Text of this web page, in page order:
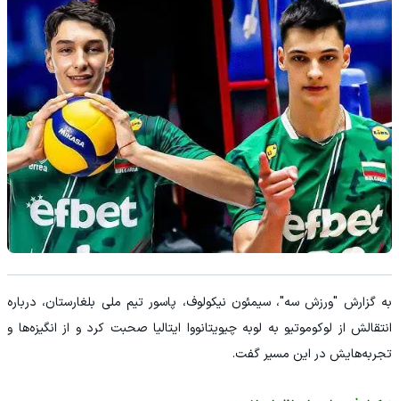
به گزارش "ورزش سه"، سیمئون نیکولوف، پاسور تیم ملی بلغارستان، درباره
انتقالش از لوکوموتیو به لوبه چیویتانووا ایتالیا صحبت کرد و از انگیزه‌ها و
تجربه‌هایش در این مسیر گفت.